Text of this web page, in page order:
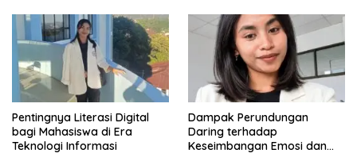
Pentingnya Literasi Digital
bagi Mahasiswa di Era
Teknologi Informasi
Dampak Perundungan
Daring terhadap
Keseimbangan Emosi dan